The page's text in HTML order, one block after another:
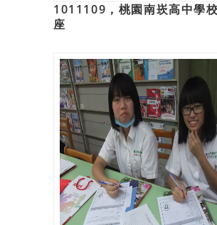
1011109，桃園南崁高中學
座